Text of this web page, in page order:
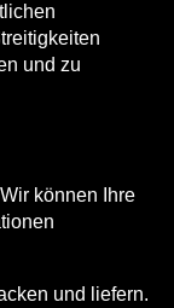
und zu
können Ihre
und liefern.